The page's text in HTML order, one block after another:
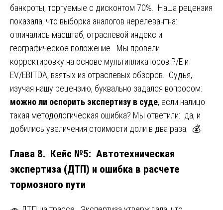
банкроты, торгуемые с дисконтом 70%. Наша рецензия
показала, что выборка аналогов нерелевантна:
отличались масштаб, отраслевой индекс и
географическое положение. Мы провели
корректировку на основе мультипликаторов P/E и
EV/EBITDA, взятых из отраслевых обзоров. Судья,
изучая нашу рецензию, буквально задался вопросом:
можно ли оспорить экспертизу в суде, если налицо
такая методологическая ошибка? Мы ответили: да, и
добились увеличения стоимости доли в два раза. 💰
Глава 8. Кейс №5: Автотехническая
экспертиза (ДТП) и ошибка в расчете
тормозного пути